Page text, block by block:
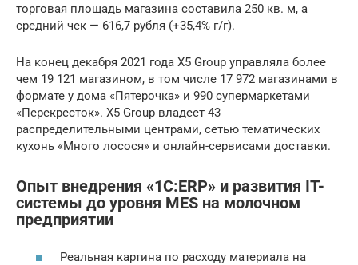
торговая площадь магазина составила 250 кв. м, а
средний чек — 616,7 рубля (+35,4% г/г).
На конец декабря 2021 года X5 Group управляла более
чем 19 121 магазином, в том числе 17 972 магазинами в
формате у дома «Пятерочка» и 990 супермаркетами
«Перекресток». X5 Group владеет 43
распределительными центрами, сетью тематических
кухонь «Много лосося» и онлайн-сервисами доставки.
Опыт внедрения «1С:ERP» и развития IT-
системы до уровня MES на молочном
предприятии
Реальная картина по расходу материала на